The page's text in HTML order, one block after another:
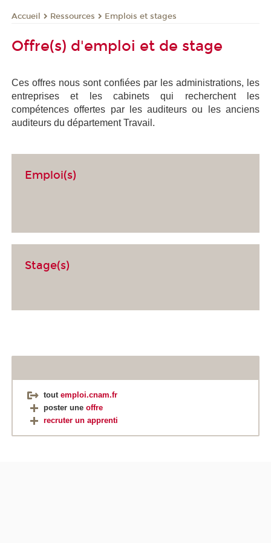
Accueil Ressources Emplois et stages
Offre(s) d'emploi et de stage
Ces offres nous sont confiées par les administrations, les
entreprises et les cabinets qui recherchent les
compétences offertes par les auditeurs ou les anciens
auditeurs du département Travail.
Emploi(s)
Stage(s)
tout emploi.cnam.fr
poster une offre
recruter un apprenti